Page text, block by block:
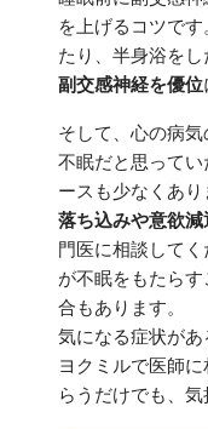
を上げるコツで
たり、半身浴をし
副交感神経を優位
そして、心の病
不眠だと思ってい
ースも少なくあ
落ち込みや意欲減
門医に相談して
が不眠をもたら
合もあります。
気になる症状が
ヨクミルで医師
らうだけでも、気